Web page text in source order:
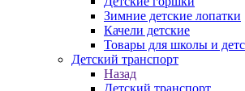
Зимние детские лопатки
Качели детские
Товары для школы и
Детский транспорт
Назад
Детский транспорт